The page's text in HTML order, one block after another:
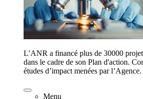
L’ANR a financé plus de 30000
dans le cadre de son Plan d'action.
études d’impact menées par l’Agence.
Menu